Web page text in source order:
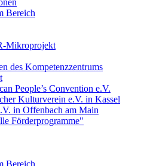
Bereich
Mikroprojekt
des Kompetenzzentrums
People’s Convention e.V.
Kulturverein e.V. in Kassel
in Offenbach am Main
Förderprogramme"
Bereich